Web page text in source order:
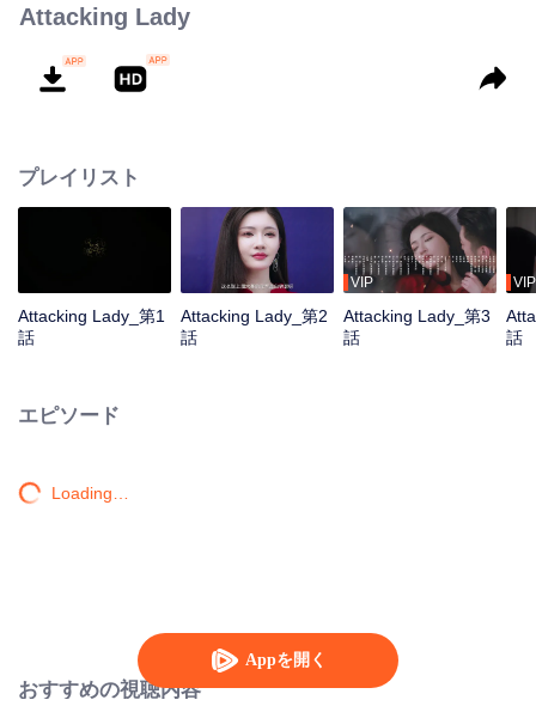
Appを開く
Attacking Lady
プレイリスト
Attacking Lady_第1
話
Attacking Lady_第2
話
VIP
Attacking Lady_第3
話
VIP
話
エピソード
Loading…
おすすめの視聴内容